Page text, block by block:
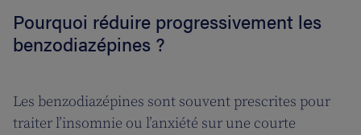
Pourquoi réduire progressivement les
benzodiazépines ?
Les benzodiazépines sont souvent prescrites pour
traiter l’insomnie ou l’anxiété sur une courte